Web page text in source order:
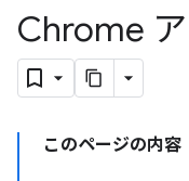
Chrome
このページの内容